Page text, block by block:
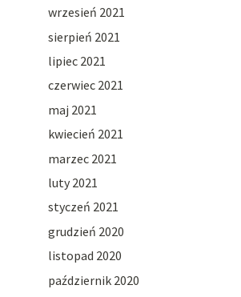
wrzesień 2021
sierpień 2021
lipiec 2021
czerwiec 2021
maj 2021
kwiecień 2021
marzec 2021
luty 2021
styczeń 2021
grudzień 2020
listopad 2020
październik 2020